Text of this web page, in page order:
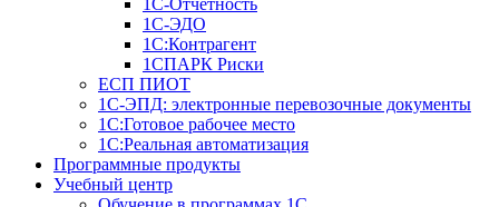
1С-Отчетность
1С-ЭДО
1С:Контрагент
1СПАРК Риски
ЕСП ПИОТ
1С-ЭПД: электронные перевозочные документы
1С:Готовое рабочее место
1С:Реальная автоматизация
Программные продукты
Учебный центр